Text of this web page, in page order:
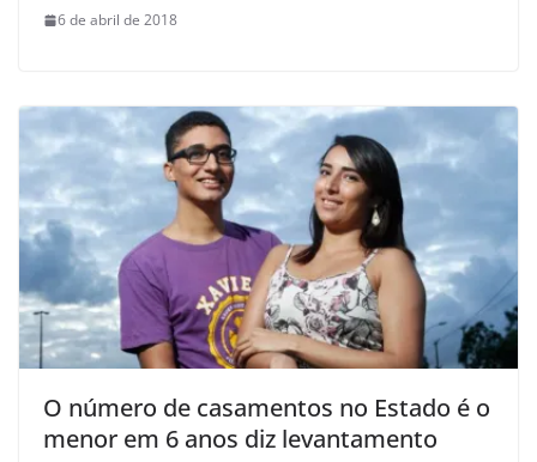
6 de abril de 2018
O número de casamentos no Estado é o
menor em 6 anos diz levantamento